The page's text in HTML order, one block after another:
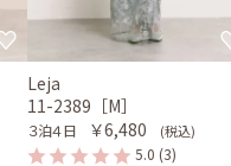
Leja
11-2389［M］
３泊４日 ￥6,480 (税込)
5.0 (3)